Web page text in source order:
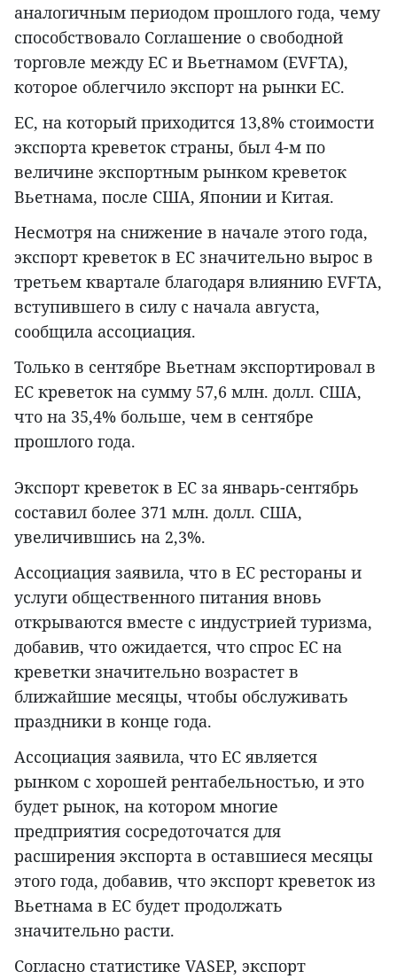
аналогичным периодом прошлого года, чему
способствовало Соглашение о свободной
торговле между ЕС и Вьетнамом (EVFTA),
которое облегчило экспорт на рынки ЕС.
ЕС, на который приходится 13,8% стоимости
экспорта креветок страны, был 4-м по
величине экспортным рынком креветок
Вьетнама, после США, Японии и Китая.
Несмотря на снижение в начале этого года,
экспорт креветок в ЕС значительно вырос в
третьем квартале благодаря влиянию EVFTA,
вступившего в силу с начала августа,
сообщила ассоциация.
Только в сентябре Вьетнам экспортировал в
ЕС креветок на сумму 57,6 млн. долл. США,
что на 35,4% больше, чем в сентябре
прошлого года.
Экспорт креветок в ЕС за январь-сентябрь
составил более 371 млн. долл. США,
увеличившись на 2,3%.
Ассоциация заявила, что в ЕС рестораны и
услуги общественного питания вновь
открываются вместе с индустрией туризма,
добавив, что ожидается, что спрос ЕС на
креветки значительно возрастет в
ближайшие месяцы, чтобы обслуживать
праздники в конце года.
Ассоциация заявила, что ЕС является
рынком с хорошей рентабельностью, и это
будет рынок, на котором многие
предприятия сосредоточатся для
расширения экспорта в оставшиеся месяцы
этого года, добавив, что экспорт креветок из
Вьетнама в ЕС будет продолжать
значительно расти.
Согласно статистике VASEP, экспорт